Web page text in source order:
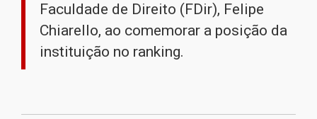
Faculdade de Direito (FDir), Felipe
Chiarello, ao comemorar a posição da
instituição no ranking.